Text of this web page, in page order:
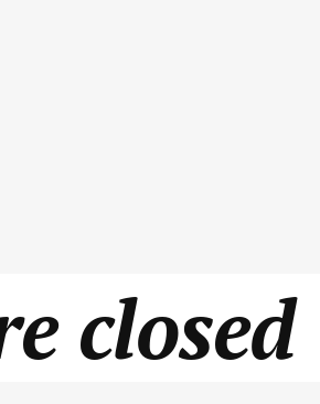
closed